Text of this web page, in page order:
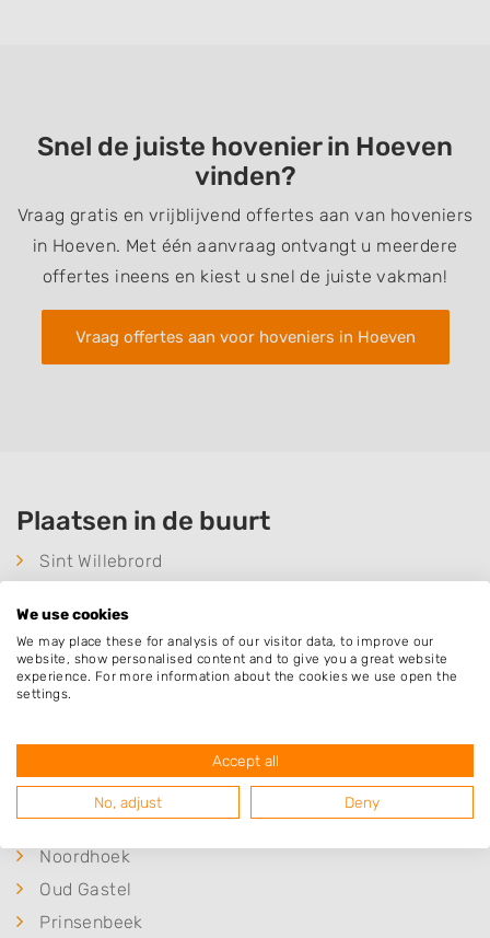
Snel de juiste hovenier in Hoeven
vinden?
Vraag gratis en vrijblijvend offertes aan van hoveniers
in Hoeven. Met één aanvraag ontvangt u meerdere
offertes ineens en kiest u snel de juiste vakman!
Vraag offertes aan voor hoveniers in Hoeven
Plaatsen in de buurt
Sint Willebrord
Oudenbosch
Sprundel
Zegge
Standdaarbuiten
Zevenbergen
Noordhoek
Oud Gastel
Prinsenbeek
We use cookies
We may place these for analysis of our visitor data, to improve our
website, show personalised content and to give you a great website
experience. For more information about the cookies we use open the
settings.
Accept all
No, adjust Deny